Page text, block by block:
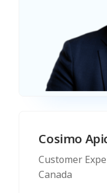
Cosimo
Customer
Canada